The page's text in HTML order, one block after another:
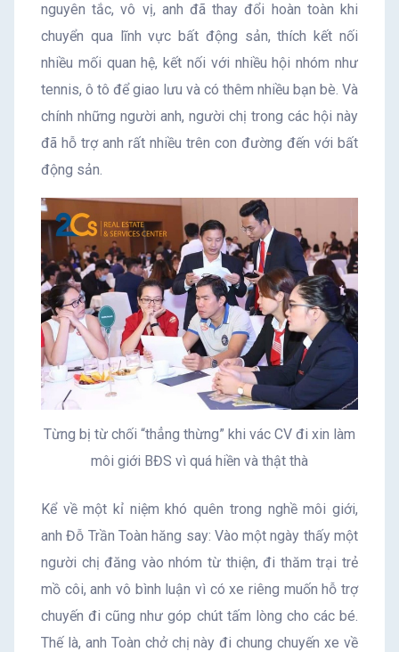
nguyên tắc, vô vị, anh đã thay đổi hoàn toàn khi
chuyển qua lĩnh vực bất động sản, thích kết nối
nhiều mối quan hệ, kết nối với nhiều hội nhóm như
tennis, ô tô để giao lưu và có thêm nhiều bạn bè. Và
chính những người anh, người chị trong các hội này
đã hỗ trợ anh rất nhiều trên con đường đến với bất
động sản.
Từng bị từ chối “thẳng thừng” khi vác CV đi xin làm
môi giới BĐS vì quá hiền và thật thà
Kể về một kỉ niệm khó quên trong nghề môi giới,
anh Đỗ Trần Toàn hăng say: Vào một ngày thấy một
người chị đăng vào nhóm từ thiện, đi thăm trại trẻ
mồ côi, anh vô bình luận vì có xe riêng muốn hỗ trợ
chuyến đi cũng như góp chút tấm lòng cho các bé.
Thế là, anh Toàn chở chị này đi chung chuyến xe về